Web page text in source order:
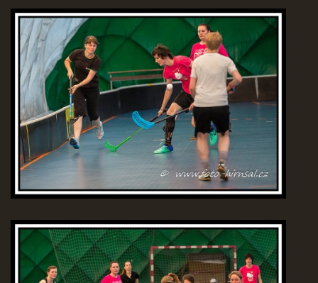
© 2026 eStránky.cz